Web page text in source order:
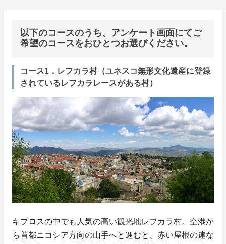
以下のコースのうち、アンケート画面にてご
希望のコースをおひとつお選びください。
コース1．レフカラ村（ユネスコ無形文化遺産に登録
されているレフカラレースがある村）
キプロスの中でも人気の高い観光地レフカラ村。空港か
ら首都ニコシア方向の山手へと進むと、赤い屋根の連な